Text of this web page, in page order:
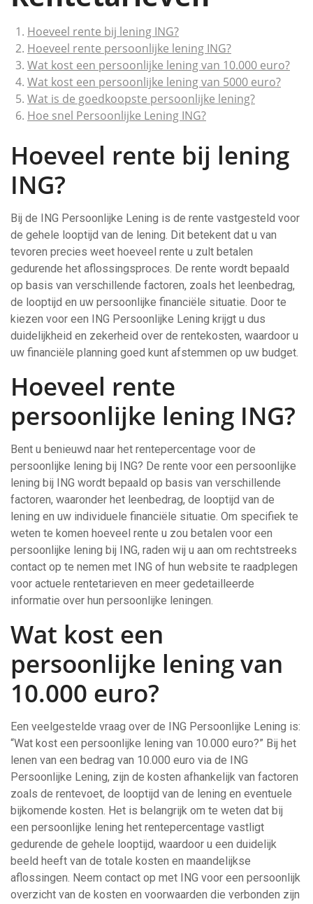
Hoeveel rente bij lening ING?
Hoeveel rente persoonlijke lening ING?
Wat kost een persoonlijke lening van 10.000 euro?
Wat kost een persoonlijke lening van 5000 euro?
Wat is de goedkoopste persoonlijke lening?
Hoe snel Persoonlijke Lening ING?
Hoeveel rente bij lening
ING?
Bij de ING Persoonlijke Lening is de rente vastgesteld voor
de gehele looptijd van de lening. Dit betekent dat u van
tevoren precies weet hoeveel rente u zult betalen
gedurende het aflossingsproces. De rente wordt bepaald
op basis van verschillende factoren, zoals het leenbedrag,
de looptijd en uw persoonlijke financiële situatie. Door te
kiezen voor een ING Persoonlijke Lening krijgt u dus
duidelijkheid en zekerheid over de rentekosten, waardoor u
uw financiële planning goed kunt afstemmen op uw budget.
Hoeveel rente
persoonlijke lening ING?
Bent u benieuwd naar het rentepercentage voor de
persoonlijke lening bij ING? De rente voor een persoonlijke
lening bij ING wordt bepaald op basis van verschillende
factoren, waaronder het leenbedrag, de looptijd van de
lening en uw individuele financiële situatie. Om specifiek te
weten te komen hoeveel rente u zou betalen voor een
persoonlijke lening bij ING, raden wij u aan om rechtstreeks
contact op te nemen met ING of hun website te raadplegen
voor actuele rentetarieven en meer gedetailleerde
informatie over hun persoonlijke leningen.
Wat kost een
persoonlijke lening van
10.000 euro?
Een veelgestelde vraag over de ING Persoonlijke Lening is:
“Wat kost een persoonlijke lening van 10.000 euro?” Bij het
lenen van een bedrag van 10.000 euro via de ING
Persoonlijke Lening, zijn de kosten afhankelijk van factoren
zoals de rentevoet, de looptijd van de lening en eventuele
bijkomende kosten. Het is belangrijk om te weten dat bij
een persoonlijke lening het rentepercentage vastligt
gedurende de gehele looptijd, waardoor u een duidelijk
beeld heeft van de totale kosten en maandelijkse
aflossingen. Neem contact op met ING voor een persoonlijk
overzicht van de kosten en voorwaarden die verbonden zijn